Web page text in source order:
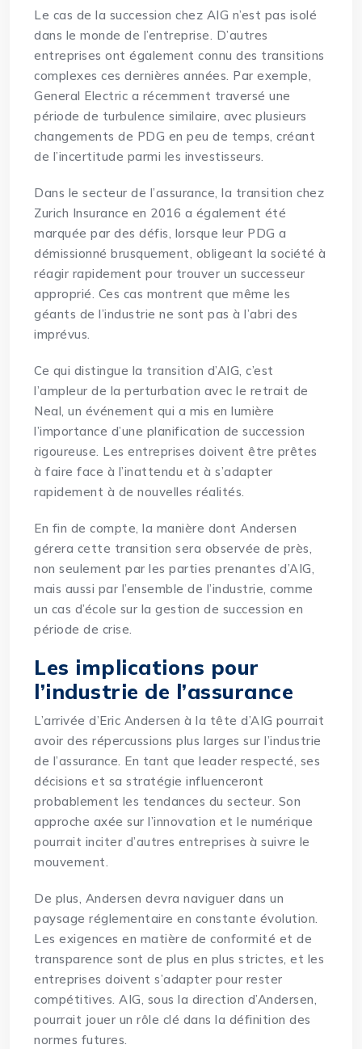
Le cas de la succession chez AIG n’est pas isolé
dans le monde de l’entreprise. D’autres
entreprises ont également connu des transitions
complexes ces dernières années. Par exemple,
General Electric a récemment traversé une
période de turbulence similaire, avec plusieurs
changements de PDG en peu de temps, créant
de l’incertitude parmi les investisseurs.
Dans le secteur de l’assurance, la transition chez
Zurich Insurance en 2016 a également été
marquée par des défis, lorsque leur PDG a
démissionné brusquement, obligeant la société à
réagir rapidement pour trouver un successeur
approprié. Ces cas montrent que même les
géants de l’industrie ne sont pas à l’abri des
imprévus.
Ce qui distingue la transition d’AIG, c’est
l’ampleur de la perturbation avec le retrait de
Neal, un événement qui a mis en lumière
l’importance d’une planification de succession
rigoureuse. Les entreprises doivent être prêtes
à faire face à l’inattendu et à s’adapter
rapidement à de nouvelles réalités.
En fin de compte, la manière dont Andersen
gérera cette transition sera observée de près,
non seulement par les parties prenantes d’AIG,
mais aussi par l’ensemble de l’industrie, comme
un cas d’école sur la gestion de succession en
période de crise.
Les implications pour
l’industrie de l’assurance
L’arrivée d’Eric Andersen à la tête d’AIG pourrait
avoir des répercussions plus larges sur l’industrie
de l’assurance. En tant que leader respecté, ses
décisions et sa stratégie influenceront
probablement les tendances du secteur. Son
approche axée sur l’innovation et le numérique
pourrait inciter d’autres entreprises à suivre le
mouvement.
De plus, Andersen devra naviguer dans un
paysage réglementaire en constante évolution.
Les exigences en matière de conformité et de
transparence sont de plus en plus strictes, et les
entreprises doivent s’adapter pour rester
compétitives. AIG, sous la direction d’Andersen,
pourrait jouer un rôle clé dans la définition des
normes futures.